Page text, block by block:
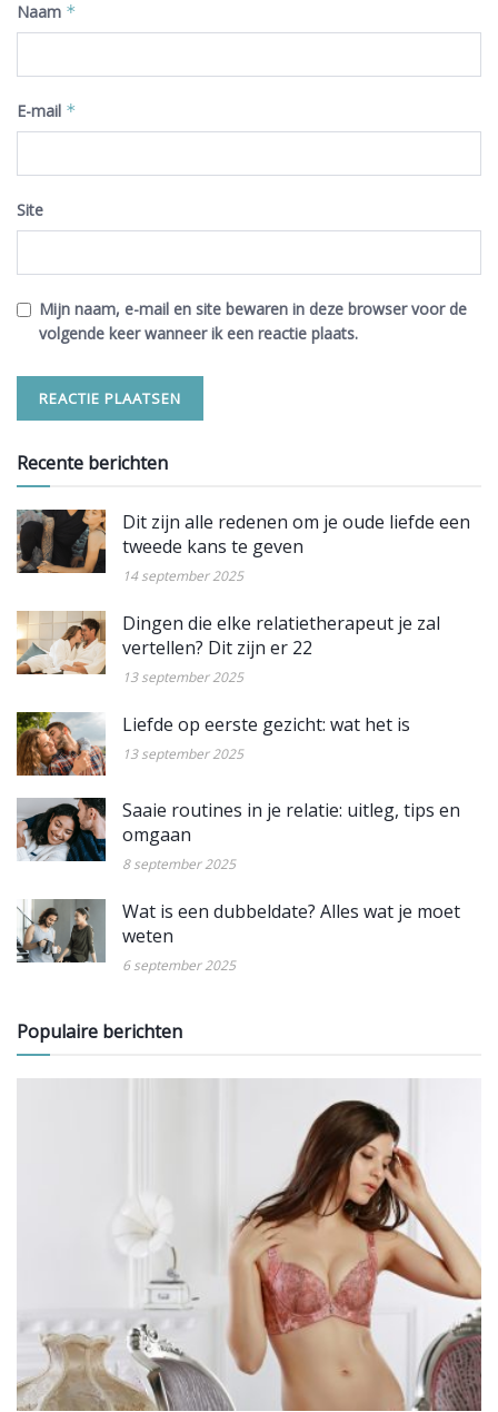
Naam *
E-mail *
Site
Mijn naam, e-mail en site bewaren in deze browser voor de
volgende keer wanneer ik een reactie plaats.
Recente berichten
Dit zijn alle redenen om je oude liefde een
tweede kans te geven
14 september 2025
Dingen die elke relatietherapeut je zal
vertellen? Dit zijn er 22
13 september 2025
Liefde op eerste gezicht: wat het is
13 september 2025
Saaie routines in je relatie: uitleg, tips en
omgaan
8 september 2025
Wat is een dubbeldate? Alles wat je moet
weten
6 september 2025
Populaire berichten